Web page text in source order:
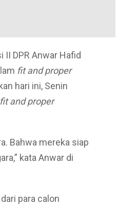
II DPR Anwar Hafid
fit and proper
hari ini, Senin
fit and proper
Bahwa mereka siap
kata Anwar di
para calon